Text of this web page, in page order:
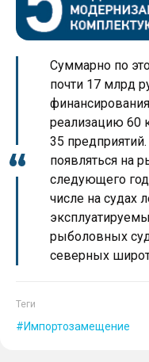
Суммарно по
почти 17 млрд
реализацию 60
35
появляться на
следующего
числе на судах
рыболовных
северных
Теги
Импортозамещение